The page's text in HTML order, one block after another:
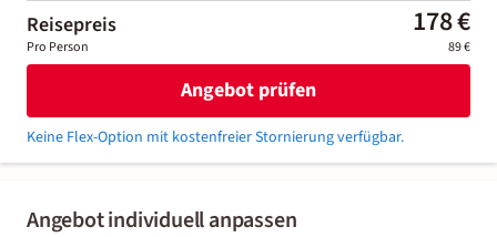
Angebot individuell anpassen
Reisepreis 178 €
Pro Person 89 €
Angebot prüfen
Keine Flex-Option mit kostenfreier Stornierung verfügbar.